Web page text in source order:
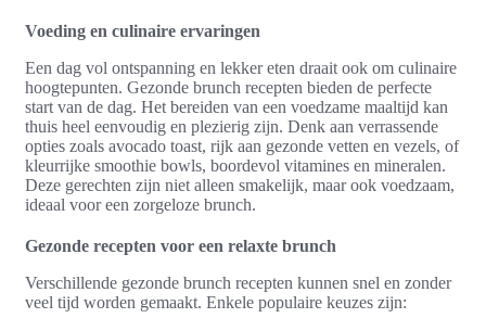
Voeding en culinaire ervaringen
Een dag vol ontspanning en lekker eten draait ook om culinaire
hoogtepunten. Gezonde brunch recepten bieden de perfecte
start van de dag. Het bereiden van een voedzame maaltijd kan
thuis heel eenvoudig en plezierig zijn. Denk aan verrassende
opties zoals avocado toast, rijk aan gezonde vetten en vezels, of
kleurrijke smoothie bowls, boordevol vitamines en mineralen.
Deze gerechten zijn niet alleen smakelijk, maar ook voedzaam,
ideaal voor een zorgeloze brunch.
Gezonde recepten voor een relaxte brunch
Verschillende gezonde brunch recepten kunnen snel en zonder
veel tijd worden gemaakt. Enkele populaire keuzes zijn: